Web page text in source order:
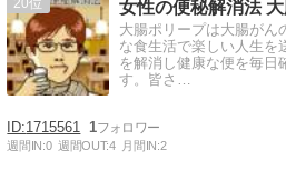
20 女性の便秘解消法
大腸ポリープは大腸がん
な食生活で楽しい人生
を解消し健康な便を毎日
す。皆さ…
1715561 1
週間IN:0 週間OUT:4 月間IN:2